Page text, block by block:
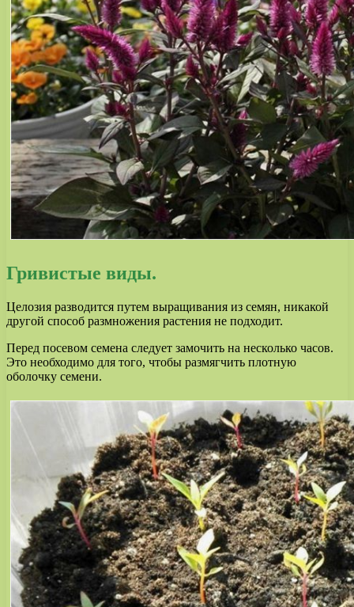
Гривистые виды.
Целозия разводится путем выращивания из семян, никакой
другой способ размножения растения не подходит.
Перед посевом семена следует замочить на несколько часов.
Это необходимо для того, чтобы размягчить плотную
оболочку семени.